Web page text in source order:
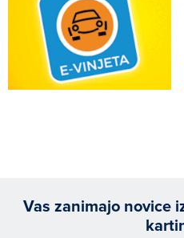
Vas zanimajo novice